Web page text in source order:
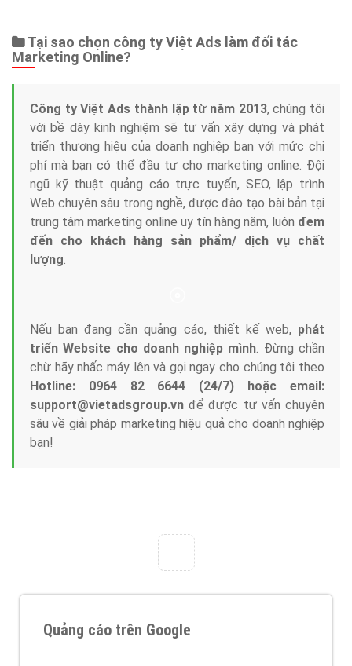
Tại sao chọn công ty Việt Ads làm đối tác
Marketing Online?
Công ty Việt Ads thành lập từ năm 2013, chúng tôi
với bề dày kinh nghiệm sẽ tư vấn xây dựng và phát
triển thương hiệu của doanh nghiệp bạn với mức chi
phí mà bạn có thể đầu tư cho marketing online. Đội
ngũ kỹ thuật quảng cáo trực tuyến, SEO, lập trình
Web chuyên sâu trong nghề, được đào tạo bài bản tại
trung tâm marketing online uy tín hàng năm, luôn đem
đến cho khách hàng sản phẩm/ dịch vụ chất
lượng.
Nếu bạn đang cần quảng cáo, thiết kế web, phát
triển Website cho doanh nghiệp mình. Đừng chần
chừ hãy nhấc máy lên và gọi ngay cho chúng tôi theo
Hotline: 0964 82 6644 (24/7) hoặc email:
support@vietadsgroup.vn để được tư vấn chuyên
sâu về giải pháp marketing hiệu quả cho doanh nghiệp
bạn!
Quảng cáo trên Google